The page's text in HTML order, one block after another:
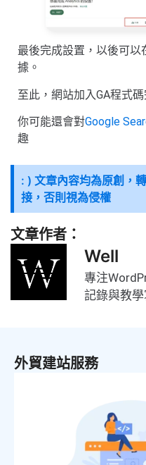
最後完成設置，以後可
據。
至此，網站加入GA程式碼
你可能還會對Google
趣
: ) 文章內容均為原創，
接，否則視為侵權
文章作者：
Well
專注
記錄與教
外貿建站服務